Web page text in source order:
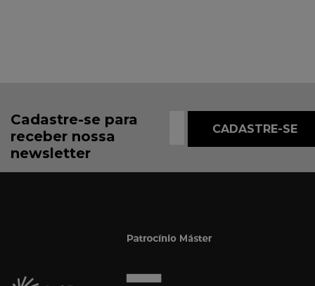
Cadastre-se para
receber nossa
newsletter